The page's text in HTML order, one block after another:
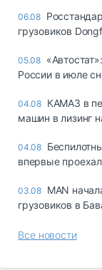
06.08
грузовиков
05.08
России в июле
04.08 КАМАЗ в
машин в лизинг
04.08
впервые
03.08 MAN
грузовиков в
Все новости